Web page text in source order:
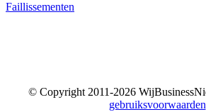
Faillissementen
© Copyright 2011-2026
gebruiksvoorwaarden